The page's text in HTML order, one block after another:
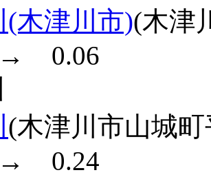
(木津川市)(木津
→
0.06
(木津川市山城
→
0.24